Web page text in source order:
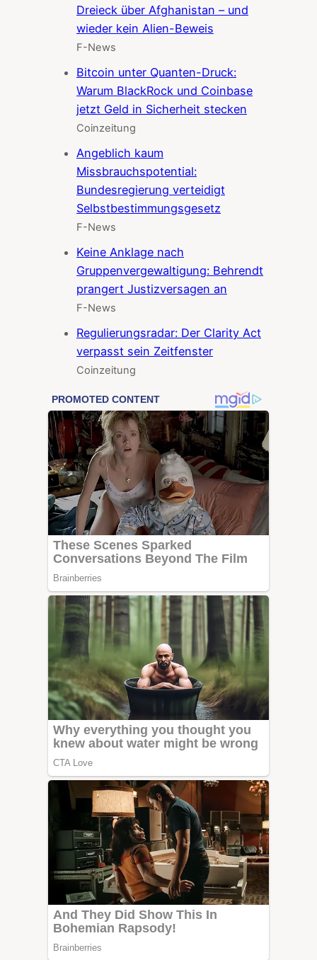
Dreieck über Afghanistan – und
wieder kein Alien-Beweis
F-News
Bitcoin unter Quanten-Druck:
Warum BlackRock und Coinbase
jetzt Geld in Sicherheit stecken
Coinzeitung
Angeblich kaum
Missbrauchspotential:
Bundesregierung verteidigt
Selbstbestimmungsgesetz
F-News
Keine Anklage nach
Gruppenvergewaltigung: Behrendt
prangert Justizversagen an
F-News
Regulierungsradar: Der Clarity Act
verpasst sein Zeitfenster
Coinzeitung